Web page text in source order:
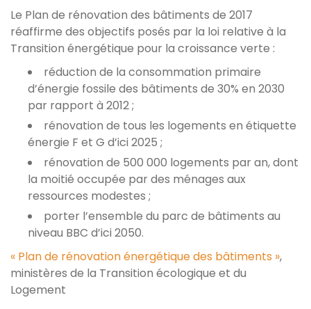
Le Plan de rénovation des bâtiments de 2017
réaffirme des objectifs posés par la loi relative à la
Transition énergétique pour la croissance verte :
réduction de la consommation primaire
d’énergie fossile des bâtiments de 30% en 2030
par rapport à 2012 ;
rénovation de tous les logements en étiquette
énergie F et G d’ici 2025 ;
rénovation de 500 000 logements par an, dont
la moitié occupée par des ménages aux
ressources modestes ;
porter l’ensemble du parc de bâtiments au
niveau BBC d’ici 2050.
« Plan de rénovation énergétique des bâtiments »,
ministères de la Transition écologique et du
Logement